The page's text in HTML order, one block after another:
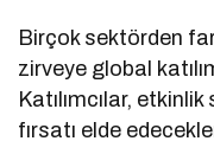
Birçok sektörden
zirveye global
Katılımcılar,
fırsatı elde